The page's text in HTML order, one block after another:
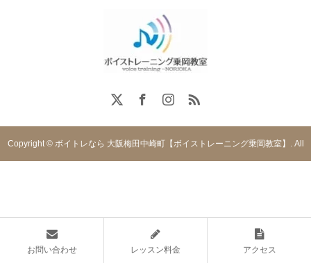
Copyright © ボイトレなら 大阪梅田中崎町【ボイストレーニング乗岡教室】. All
お問い合わせ レッスン料金 アクセス